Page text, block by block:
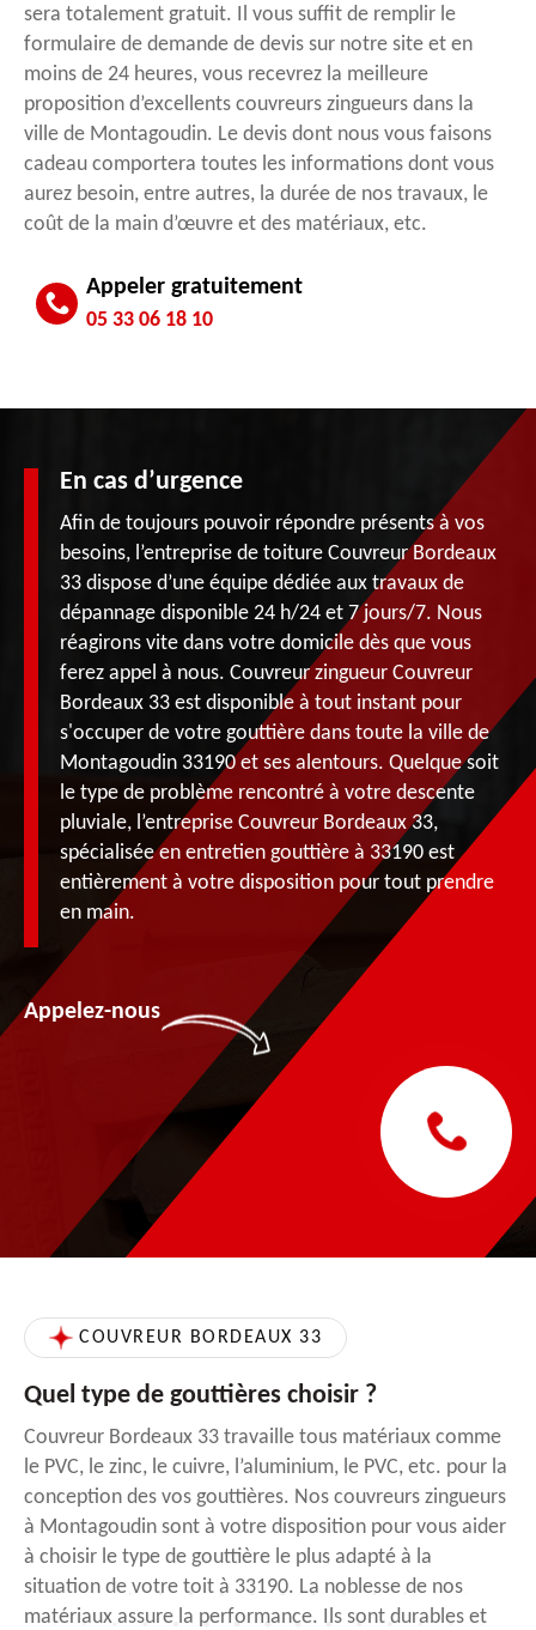
sera totalement gratuit. Il vous suffit de remplir le
formulaire de demande de devis sur notre site et en
moins de 24 heures, vous recevrez la meilleure
proposition d’excellents couvreurs zingueurs dans la
ville de Montagoudin. Le devis dont nous vous faisons
cadeau comportera toutes les informations dont vous
aurez besoin, entre autres, la durée de nos travaux, le
coût de la main d’œuvre et des matériaux, etc.
Appeler gratuitement
05 33 06 18 10
En cas d’urgence
Afin de toujours pouvoir répondre présents à vos
besoins, l’entreprise de toiture Couvreur Bordeaux
33 dispose d’une équipe dédiée aux travaux de
dépannage disponible 24 h/24 et 7 jours/7. Nous
réagirons vite dans votre domicile dès que vous
ferez appel à nous. Couvreur zingueur Couvreur
Bordeaux 33 est disponible à tout instant pour
s'occuper de votre gouttière dans toute la ville de
Montagoudin 33190 et ses alentours. Quelque soit
le type de problème rencontré à votre descente
pluviale, l’entreprise Couvreur Bordeaux 33,
spécialisée en entretien gouttière à 33190 est
entièrement à votre disposition pour tout prendre
en main.
Appelez-nous
COUVREUR BORDEAUX 33
Quel type de gouttières choisir ?
Couvreur Bordeaux 33 travaille tous matériaux comme
le PVC, le zinc, le cuivre, l’aluminium, le PVC, etc. pour la
conception des vos gouttières. Nos couvreurs zingueurs
à Montagoudin sont à votre disposition pour vous aider
à choisir le type de gouttière le plus adapté à la
situation de votre toit à 33190. La noblesse de nos
matériaux assure la performance. Ils sont durables et